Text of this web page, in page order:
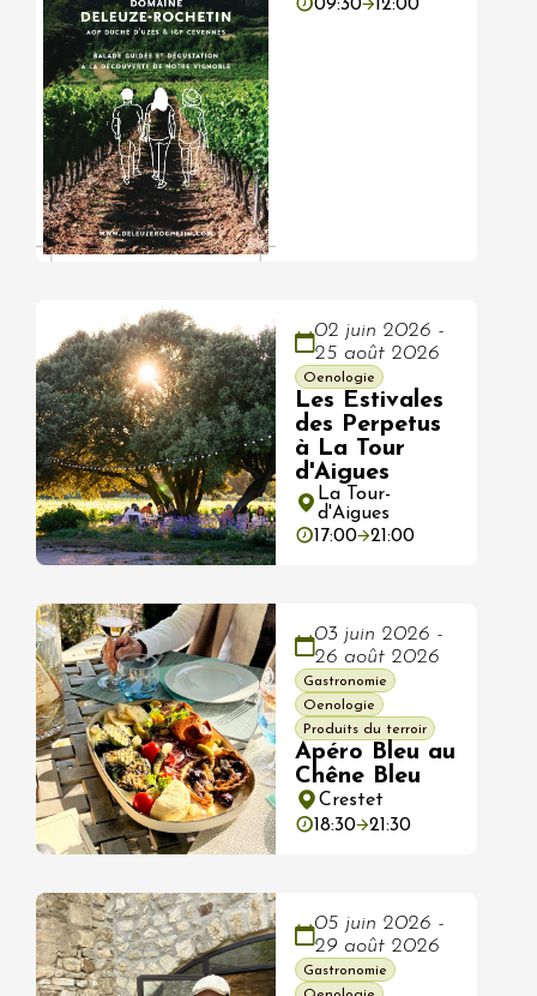
09:30 12:00
02 juin 2026 -
25 août 2026
Oenologie
Les Estivales
des Perpetus
à La Tour
d'Aigues
La Tour-
d'Aigues
17:00
21:00
03 juin 2026 -
26 août 2026
Gastronomie
Oenologie
Produits du terroir
Apéro Bleu au
Chêne Bleu
Crestet
18:30
21:30
05 juin 2026 -
29 août 2026
Gastronomie